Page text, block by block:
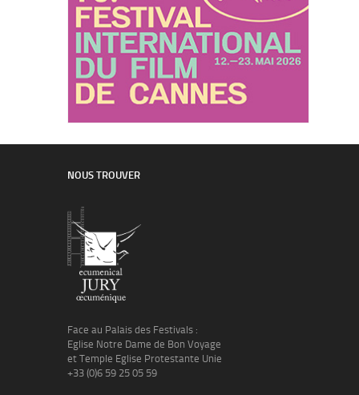
NOUS TROUVER
Face au Palais des Festivals :
Eglise Notre Dame de Bon Voyage
et Temple Eglise Protestante Unie
+33 (0)6 59 25 05 59